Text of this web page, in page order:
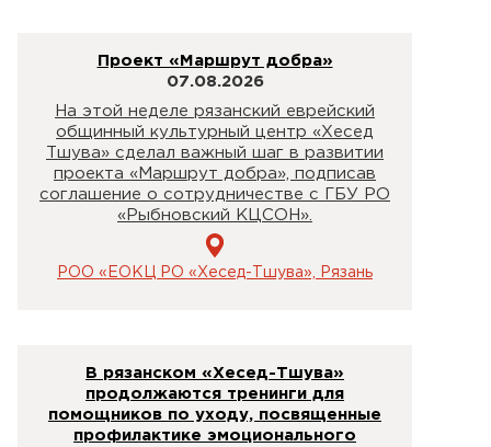
Проект «Маршрут добра»
07.08.2026
На этой неделе рязанский еврейский
общинный культурный центр «Хесед
Тшува» сделал важный шаг в развитии
проекта «Маршрут добра», подписав
соглашение о сотрудничестве с ГБУ РО
«Рыбновский КЦСОН».
РОО «ЕОКЦ РО «Хесед-Тшува», Рязань
В рязанском «Хесед-Тшува»
продолжаются тренинги для
помощников по уходу, посвященные
профилактике эмоционального